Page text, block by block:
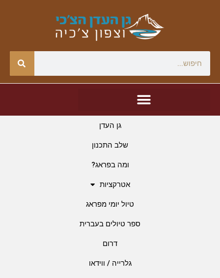
גן העדן
שלב התכנון
ומה בפראג?
אטרקציות
טיול יומי מפראג
ספר טיולים בעברית
דרום
גלרייה / ווידאו